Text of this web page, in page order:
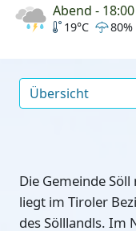
Abend - 18:00
19°C 80%
Die Gemeinde
liegt im Tiroler
des Sölllandls. Im